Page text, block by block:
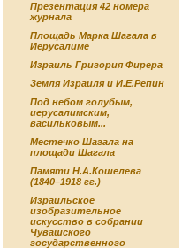
Презентация 42 номера
журнала
Площадь Марка Шагала в
Иерусалиме
Израиль Григория Фирера
Земля Израиля и И.Е.Репин
Под небом голубым,
иерусалимским,
васильковым...
Местечко Шагала на
площади Шагала
Памяти Н.А.Кошелева
(1840–1918 гг.)
Израильское
изобразительное
искусство в собрании
Чувашского
государственного